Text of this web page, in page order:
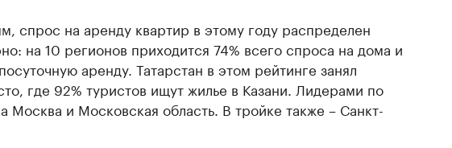
спрос на аренду квартир в этому году распределен
на 10 регионов приходится 74% всего спроса на дома и
аренду. Татарстан в этом рейтинге занял
где 92% туристов ищут жилье в Казани. Лидерами по
Москва и Московская область. В тройке также – Санкт-